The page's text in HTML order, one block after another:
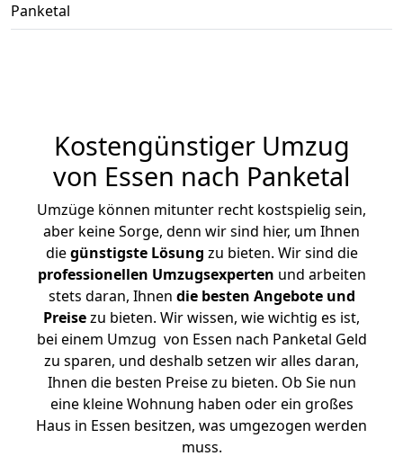
Panketal
Kostengünstiger Umzug
von Essen nach Panketal
Umzüge können mitunter recht kostspielig sein,
aber keine Sorge, denn wir sind hier, um Ihnen
diegünstigste Lösung zu bieten. Wir sind die
professionellen Umzugsexperten und arbeiten
stets daran, Ihnen die besten Angebote und
Preisezu bieten. Wir wissen, wie wichtig es ist,
bei einem Umzug von Essen nach Panketal Geld
zu sparen, und deshalb setzen wir alles daran,
Ihnen die besten Preise zu bieten. Ob Sie nun
eine kleine Wohnung haben oder ein großes
Haus in Essen besitzen, was umgezogen werden
muss.